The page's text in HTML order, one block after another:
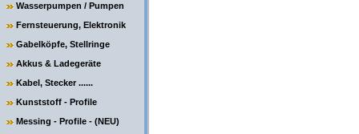
Wasserpumpen / Pumpen
Fernsteuerung, Elektronik
Gabelköpfe, Stellringe
Akkus & Ladegeräte
Kabel, Stecker ......
Kunststoff - Profile
Messing - Profile - (NEU)